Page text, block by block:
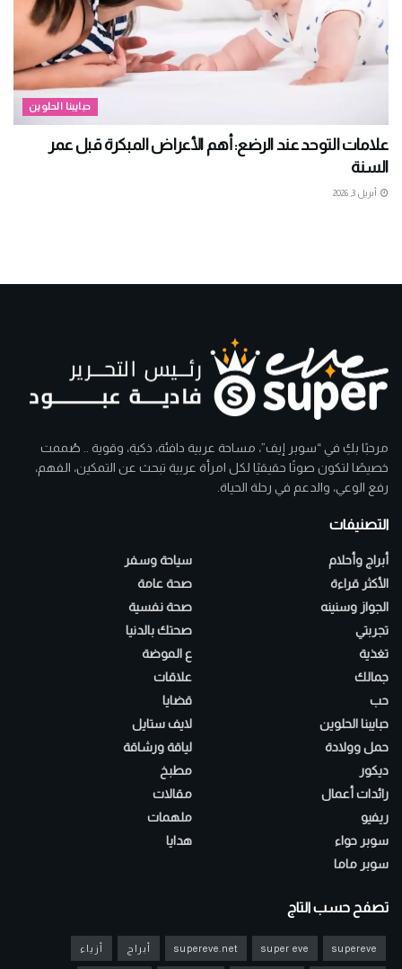
حبايبنا الحلوين
علامات التوحد عند الرضع: أهم الأعراض المبكرة قبل عمر
السنة
أبريل 3, 2026
مرحبًا بكِ في “سوبر إيف”، مساحة عربية دافئة، ذكية، وقوية .. صُممت
خصيصًا لتكون صوتًا حقيقيًا لكل امرأة عربية تبحث عن التمكين، الفهم،
رفع الوعي، والدعم في رحلة الحياة.
التصنيفات
أبراج وأحلام
الأكثر قراءة
الجواز وسنينه
تجربتي
تغذية
جمالك
حب
حبايبنا الحلوين
حمل وولادة
ديكور
رائدات أعمال
ريفيو
سوبر حواء
سوبر ماما
سياحة وسفر
صحة عامة
صحة نفسية
صحتك بالدنيا
ع الموضة
علاقات
قضايا
لايف ستايل
لياقة ورشاقة
مطبخ
مقالات
ملهمات
هدايا
تصفح حسب التاج
supereve
super eve
supereve.net أبراج أزياء